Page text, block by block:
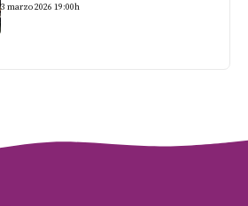
3 marzo 2026 19:00h